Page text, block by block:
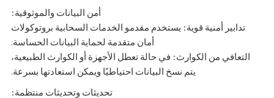
أمن البيانات والموثوقية:
تدابير أمنية قوية: يستخدم مقدمو الخدمات السحابية بروتوكولات
أمان متقدمة لحماية البيانات الحساسة.
التعافي من الكوارث: في حالة تعطل الأجهزة أو الكوارث الطبيعية،
يتم نسخ البيانات احتياطيًا ويمكن استعادتها بسرعة.
تحديثات وتحديثات منتظمة: